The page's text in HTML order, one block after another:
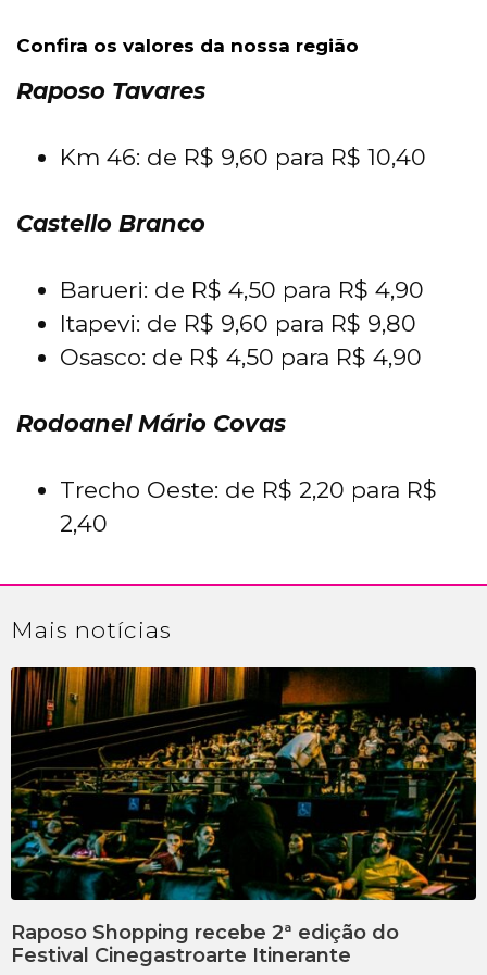
Confira os valores da nossa região
Raposo Tavares
Km 46: de R$ 9,60 para R$ 10,40
Castello Branco
Barueri: de R$ 4,50 para R$ 4,90
Itapevi: de R$ 9,60 para R$ 9,80
Osasco: de R$ 4,50 para R$ 4,90
Rodoanel Mário Covas
Trecho Oeste: de R$ 2,20 para R$
2,40
Mais notícias
Raposo Shopping recebe 2ª edição do
Festival Cinegastroarte Itinerante